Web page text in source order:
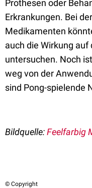
Prothesen oder
Erkrankungen. Bei
Medikamenten
auch die Wirkung
untersuchen. Noch
weg von der
sind Pong-spielende
Bildquelle:Feelfarbig
© Copyright